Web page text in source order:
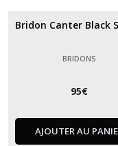
Bridon Canter Black
BRIDONS
95€
AJOUTER AU